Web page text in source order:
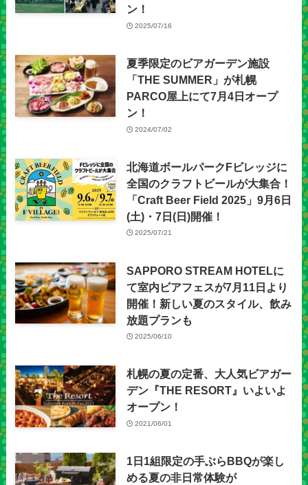
ン！
2025/07/16
夏季限定のビアガーデン施設
「THE SUMMER」が札幌
PARCO屋上にて7月4日オープ
ン！
2024/07/02
北海道ボールパークFビレッジに
全国のクラフトビールが大集合！
「Craft Beer Field 2025」9月6日
(土)・7日(日)開催！
2025/07/21
SAPPORO STREAM HOTELに
て室内ビアフェスが7月11日より
開催！新しい夏のスタイル、飲み
放題プランも
2025/06/10
札幌の夏の定番、大人気ビアガー
デン『THE RESORT』いよいよ
オープン！
2021/06/01
1日1組限定の手ぶらBBQが楽し
める夏の非日常体験が